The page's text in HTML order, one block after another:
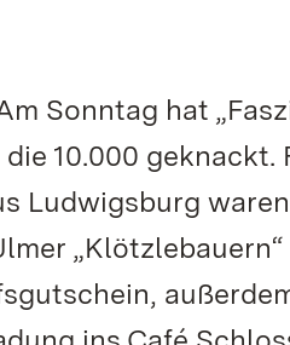
Sonntag hat
10.000 geknackt.
Ludwigsburg